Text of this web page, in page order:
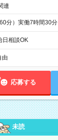
連
分）実働7時間30分
相談OK
由
応募する
未読